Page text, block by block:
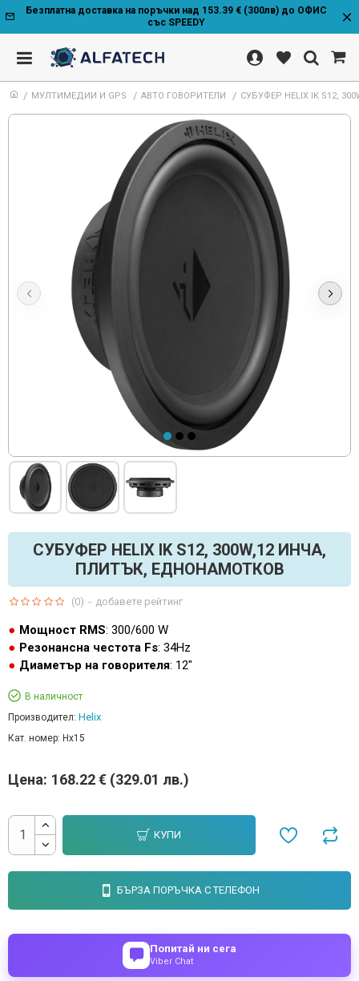
Безплатна доставка на поръчки над 153.39 € (300лв) до ОФИС
със SPEEDY
МУЛТИМЕДИИ И GPS АВТО ГОВОРИТЕЛИ СУБУФЕР HELIX IK S12,
СУБУФЕР HELIX IK S12, 300W,12 ИНЧА,
ПЛИТЪК, ЕДНОНАМОТКОВ
Мощност RMS: 300/600 W
Резонансна честота Fs: 34Hz
Диаметър на говорителя: 12"
В наличност
Производител: Helix
Кат. номер: Hx15
(0) - добавете рейтинг
Цена: 168.22 € (329.01 лв.)
КУПИ
БЪРЗА ПОРЪЧКА С ТЕЛЕФОН
Попитай ни сега
Viber Chat